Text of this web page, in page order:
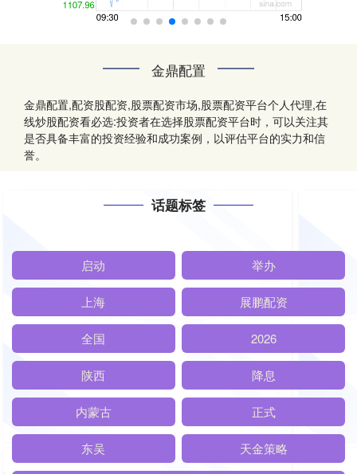
金鼎配置
金鼎配置,配资股配资,股票配资市场,股票配资平台个人代理,在
线炒股配资看必选:投资者在选择股票配资平台时，可以关注其
是否具备丰富的投资经验和成功案例，以评估平台的实力和信
誉。
话题标签
启动 举办
上海 展鹏配资
全国 2026
陕西 降息
内蒙古 正式
东吴 天金策略